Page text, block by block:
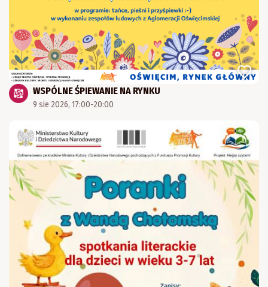
WSPÓLNE ŚPIEWANIE NA RYNKU
9 sie 2026, 17:00-20:00